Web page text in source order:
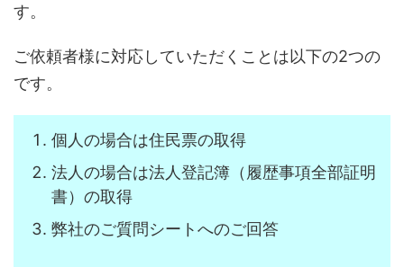
す。
ご依頼者様に対応していただくことは以下の2つの
です。
個人の場合は住民票の取得
法人の場合は法人登記簿（履歴事項全部証明
書）の取得
弊社のご質問シートへのご回答